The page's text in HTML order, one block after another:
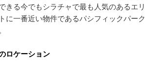
る今でもシラチャで最も人気のあるエリ
に一番近い物件であるパシフィックパーク
ロケーション